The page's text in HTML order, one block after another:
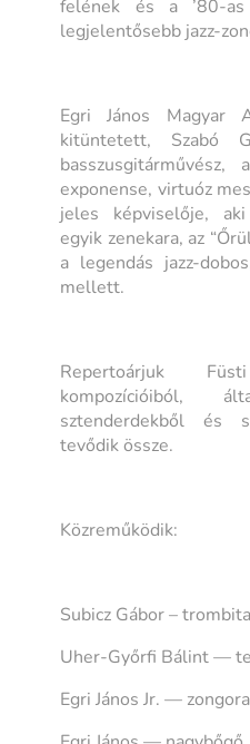
felének és a ’80-
legjelentősebb jazz-
Egri János Magyar
kitüntetett, Szabó
basszusgitárművész,
exponense, virtuóz
jeles képviselője,
egyik zenekara, az
a legendás jazz-
mellett.
Repertoárjuk
kompozícióiból,
sztenderdekből és
tevődik össze.
Közreműködik:
Subicz Gábor –
Uher-Győrfi Bálint —
Egri János Jr. — zongora